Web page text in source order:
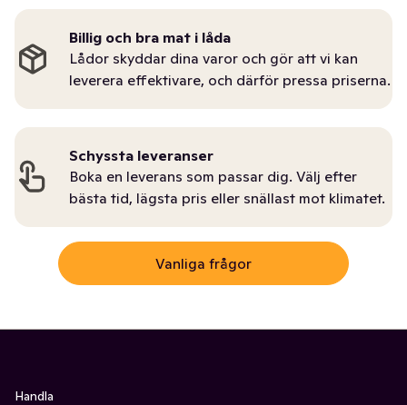
Billig och bra mat i låda
Lådor skyddar dina varor och gör att vi kan
leverera effektivare, och därför pressa priserna.
Schyssta leveranser
Boka en leverans som passar dig. Välj efter
bästa tid, lägsta pris eller snällast mot klimatet.
Vanliga frågor
Handla